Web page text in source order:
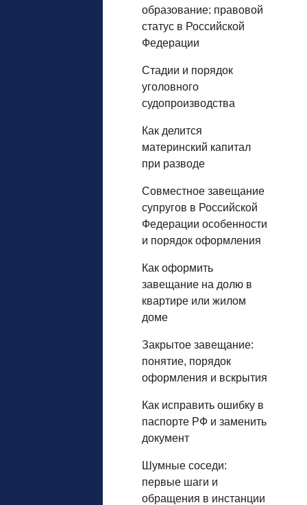
образование: правовой
статус в Российской
Федерации
Стадии и порядок
уголовного
судопроизводства
Как делится
материнский капитал
при разводе
Совместное завещание
супругов в Российской
Федерации особенности
и порядок оформления
Как оформить
завещание на долю в
квартире или жилом
доме
Закрытое завещание:
понятие, порядок
оформления и вскрытия
Как исправить ошибку в
паспорте РФ и заменить
документ
Шумные соседи:
первые шаги и
обращения в инстанции